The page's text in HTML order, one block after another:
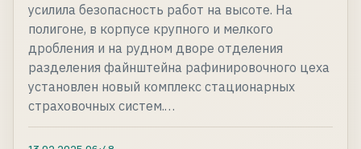
усилила безопасность работ на высоте. На
полигоне, в корпусе крупного и мелкого
дробления и на рудном дворе отделения
разделения файнштейна рафинировочного цеха
установлен новый комплекс стационарных
страховочных систем.…